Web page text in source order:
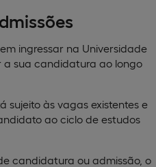
ingressar na Universidade
a sua candidatura ao longo
sujeito às vagas existentes e
ao ciclo de estudos
candidatura ou admissão, o